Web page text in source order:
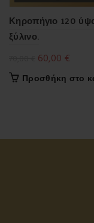
Κηροπήγιο 120
ξύλινο.
Original
price
60,00 €
Προσθήκη στο